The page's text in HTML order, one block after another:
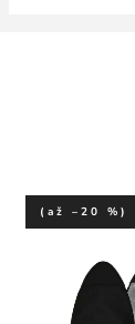
(až –20 %)